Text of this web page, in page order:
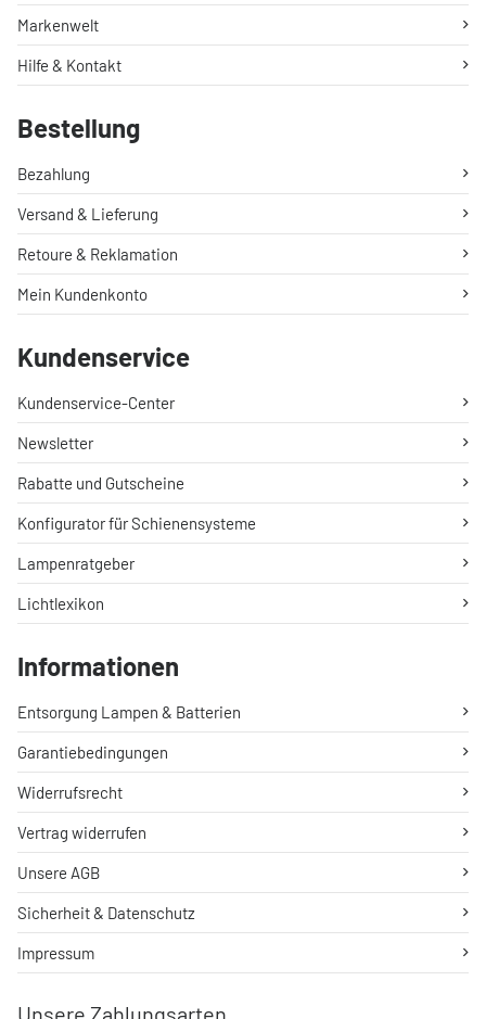
Markenwelt
Hilfe & Kontakt
Bestellung
Bezahlung
Versand & Lieferung
Retoure & Reklamation
Mein Kundenkonto
Kundenservice
Kundenservice-Center
Newsletter
Rabatte und Gutscheine
Konfigurator für Schienensysteme
Lampenratgeber
Lichtlexikon
Informationen
Entsorgung Lampen & Batterien
Garantiebedingungen
Widerrufsrecht
Vertrag widerrufen
Unsere AGB
Sicherheit & Datenschutz
Impressum